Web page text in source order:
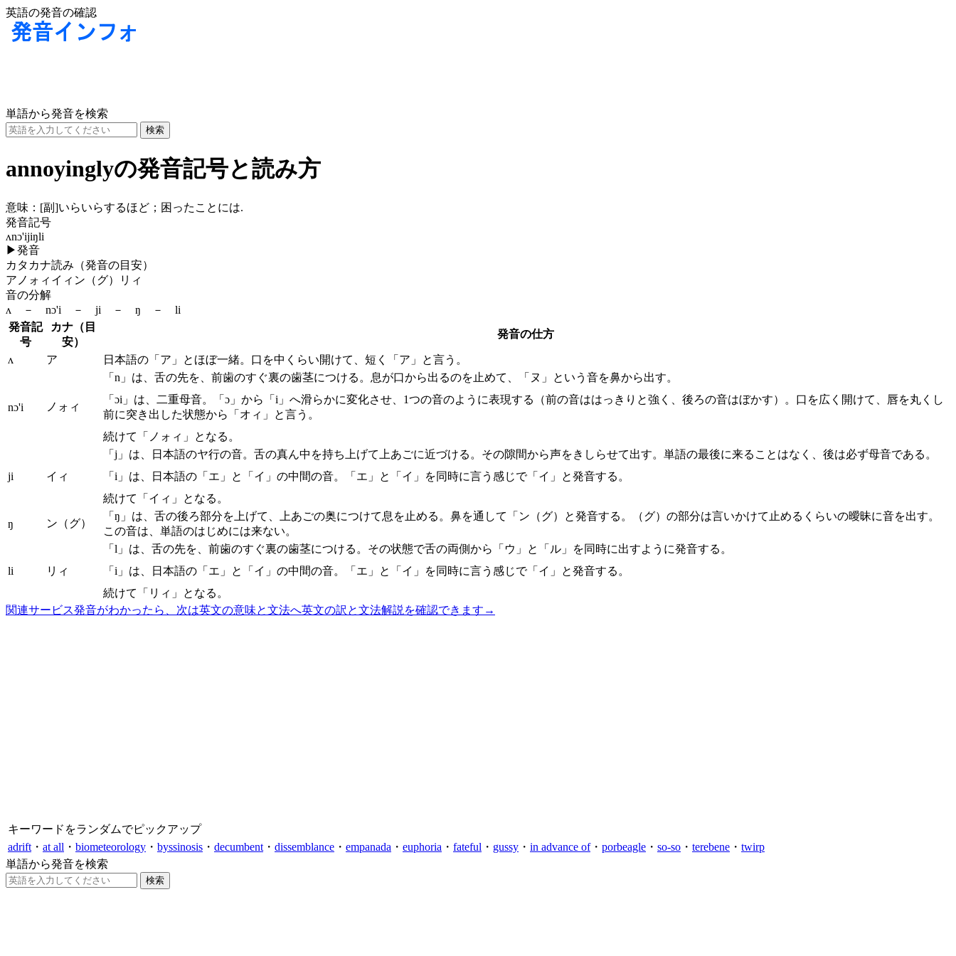
英語の発音の確認
単語から発音を検索
annoyinglyの発音記号と読み方
意味： [副]いらいらするほど；困ったことには.
発音記号
ʌnɔ'ijiŋli
▶発音
カタカナ読み（発音の目安）
アノォィイィン（グ）リィ
音の分解
ʌ － nɔ'i － ji － ŋ － li
発音記
号
カナ（目
安）
発音の仕方
ʌ ア 日本語の「ア」とほぼ一緒。口を中くらい開けて、短く「ア」と言う。
nɔ'i ノォィ
「n」は、舌の先を、前歯のすぐ裏の歯茎につける。息が口から出るのを止めて、「ヌ」という音を鼻から出す。
「ɔi」は、二重母音。「ɔ」から「i」へ滑らかに変化させ、1つの音のように表現する（前の音ははっきりと強く、後ろの音はぼかす）。口を広く開けて、唇を丸くし
前に突き出した状態から「オィ」と言う。
続けて「ノォィ」となる。
ji イィ
「j」は、日本語のヤ行の音。舌の真ん中を持ち上げて上あごに近づける。その隙間から声をきしらせて出す。単語の最後に来ることはなく、後は必ず母音である。
「i」は、日本語の「エ」と「イ」の中間の音。「エ」と「イ」を同時に言う感じで「イ」と発音する。
続けて「イィ」となる。
ŋ ン（グ）
「ŋ」は、舌の後ろ部分を上げて、上あごの奥につけて息を止める。鼻を通して「ン（グ）と発音する。（グ）の部分は言いかけて止めるくらいの曖昧に音を出す。
この音は、単語のはじめには来ない。
li リィ
「l」は、舌の先を、前歯のすぐ裏の歯茎につける。その状態で舌の両側から「ウ」と「ル」を同時に出すように発音する。
「i」は、日本語の「エ」と「イ」の中間の音。「エ」と「イ」を同時に言う感じで「イ」と発音する。
続けて「リィ」となる。
関連サービス発音がわかったら、次は英文の意味と文法へ英文の訳と文法解説を確認できます →
キーワードをランダムでピックアップ
adrift ・ at all ・ biometeorology ・ byssinosis ・ decumbent ・ dissemblance ・ empanada ・ euphoria ・ fateful ・ gussy ・ in advance of・ porbeagle ・ so-so ・ terebene ・ twirp
単語から発音を検索